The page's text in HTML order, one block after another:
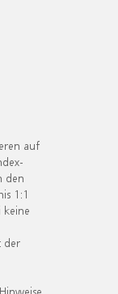
auf
den
1:1
der